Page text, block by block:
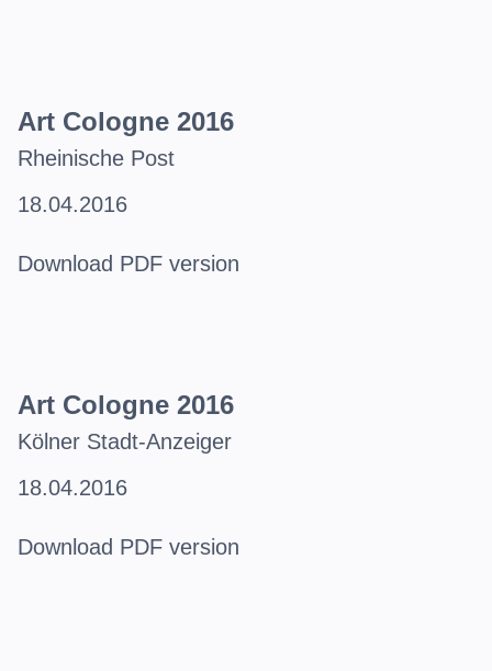
Art Cologne 2016
Rheinische Post
18.04.2016
Download PDF version
Art Cologne 2016
Kölner Stadt-Anzeiger
18.04.2016
Download PDF version